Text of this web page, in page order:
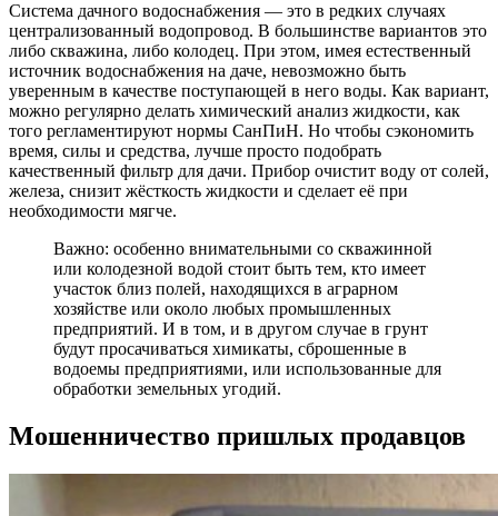
Система дачного водоснабжения — это в редких случаях
централизованный водопровод. В большинстве вариантов это
либо скважина, либо колодец. При этом, имея естественный
источник водоснабжения на даче, невозможно быть
уверенным в качестве поступающей в него воды. Как вариант,
можно регулярно делать химический анализ жидкости, как
того регламентируют нормы СанПиН. Но чтобы сэкономить
время, силы и средства, лучше просто подобрать
качественный фильтр для дачи. Прибор очистит воду от солей,
железа, снизит жёсткость жидкости и сделает её при
необходимости мягче.
Важно: особенно внимательными со скважинной
или колодезной водой стоит быть тем, кто имеет
участок близ полей, находящихся в аграрном
хозяйстве или около любых промышленных
предприятий. И в том, и в другом случае в грунт
будут просачиваться химикаты, сброшенные в
водоемы предприятиями, или использованные для
обработки земельных угодий.
Мошенничество пришлых продавцов